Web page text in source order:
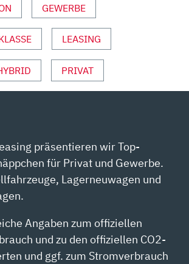
GEWERBE
LEASING
PRIVAT
präsentieren wir Top-
für Privat und Gewerbe.
Lagerneuwagen und
Angaben zum offiziellen
und zu den offiziellen CO2-
und ggf. zum Stromverbrauch